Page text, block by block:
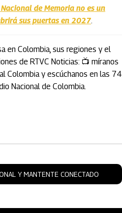
de Memoria no es un
sus puertas en 2027.
en Colombia, sus regiones y el
de RTVC Noticias: 📺 míranos
Colombia y escúchanos en las 74
Nacional de Colombia.
Y MANTENTE CONECTADO